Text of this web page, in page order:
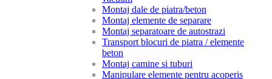
Montaj dale de piatra/beton
Montaj elemente de separare
Montaj separatoare de autostrazi
Transport blocuri de piatra / elemente
beton
Montaj camine si tuburi
Manipulare elemente pentru acoperis